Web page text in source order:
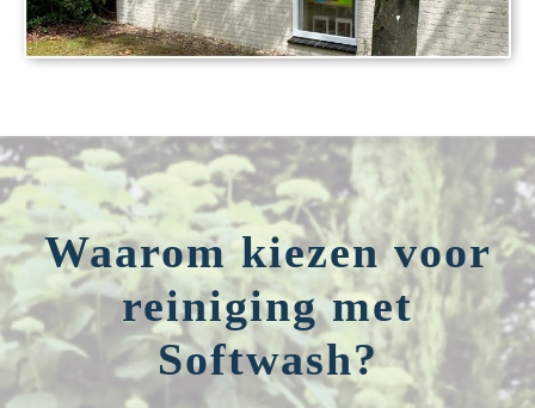
Waarom kiezen voor
reiniging met
Softwash?